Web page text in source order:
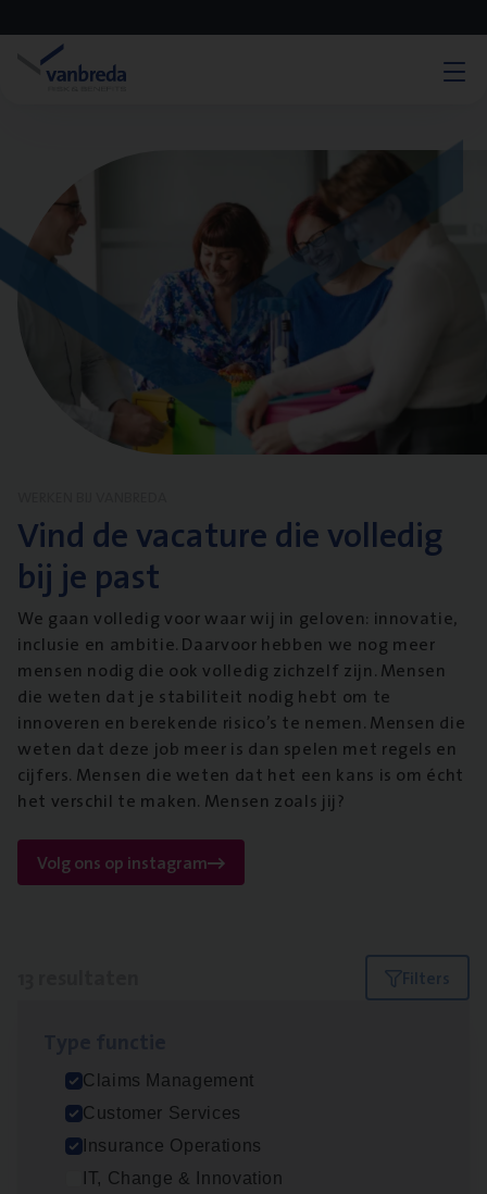
Vind de vacature die volledig
bij je past
We gaan volledig voor waar wij in geloven: innovatie,
inclusie en ambitie. Daarvoor hebben we nog meer
mensen nodig die ook volledig zichzelf zijn. Mensen
die weten dat je stabiliteit nodig hebt om te
innoveren en berekende risico’s te nemen. Mensen die
weten dat deze job meer is dan spelen met regels en
cijfers. Mensen die weten dat het een kans is om écht
het verschil te maken. Mensen zoals jij?
Volg ons op instagram
Filters
Claims Management
Customer Services
Insurance Operations
IT, Change & Innovation
Dos­sier­be­heer­der ver­ze­ke­rin­gen — Soci­al
Pro­fit en Public
Insurance Operations
Antwerpen